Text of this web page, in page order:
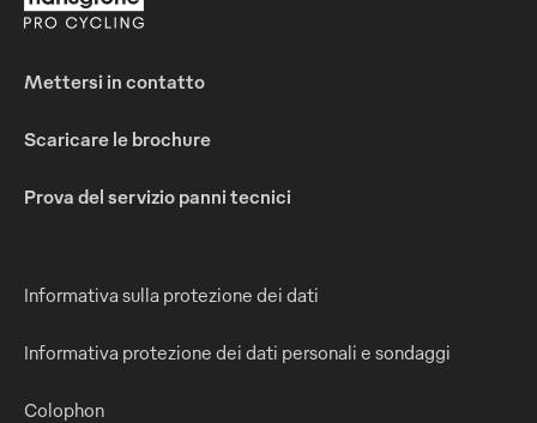
Mettersi in contatto
Scaricare le brochure
Prova del servizio panni tecnici
Informativa sulla protezione dei dati
Informativa protezione dei dati personali e sondaggi
Colophon